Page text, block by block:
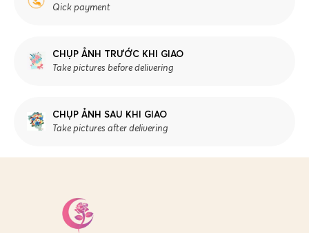
Qick payment
CHỤP ẢNH TRƯỚC KHI GIAO
Take pictures before delivering
CHỤP ẢNH SAU KHI GIAO
Take pictures after delivering